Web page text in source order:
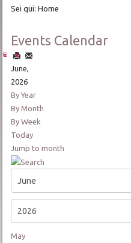
Sei qui:Home
Events Calendar
June,
2026
By Year
By Month
By Week
Today
Jump to month
May